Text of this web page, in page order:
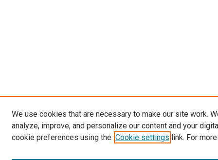
We use cookies that are necessary to make our site work.
analyze, improve, and personalize our content and your
cookie preferences using the Cookie settings link. For